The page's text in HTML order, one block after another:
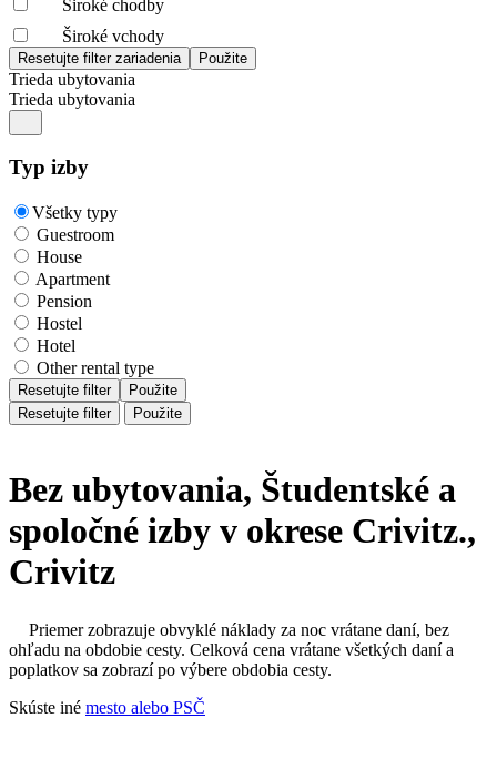
Široké chodby
Široké vchody
Trieda ubytovania
Trieda ubytovania
Typ izby
Všetky typy
Guestroom
House
Apartment
Pension
Hostel
Hotel
Other rental type
Resetujte filter
Použite
Resetujte filter
Použite
Bez ubytovania, Študentské a
spoločné izby v okrese Crivitz.,
Crivitz
Priemer zobrazuje obvyklé náklady za noc vrátane daní, bez
ohľadu na obdobie cesty. Celková cena vrátane všetkých daní a
poplatkov sa zobrazí po výbere obdobia cesty.
Skúste iné mesto alebo PSČ